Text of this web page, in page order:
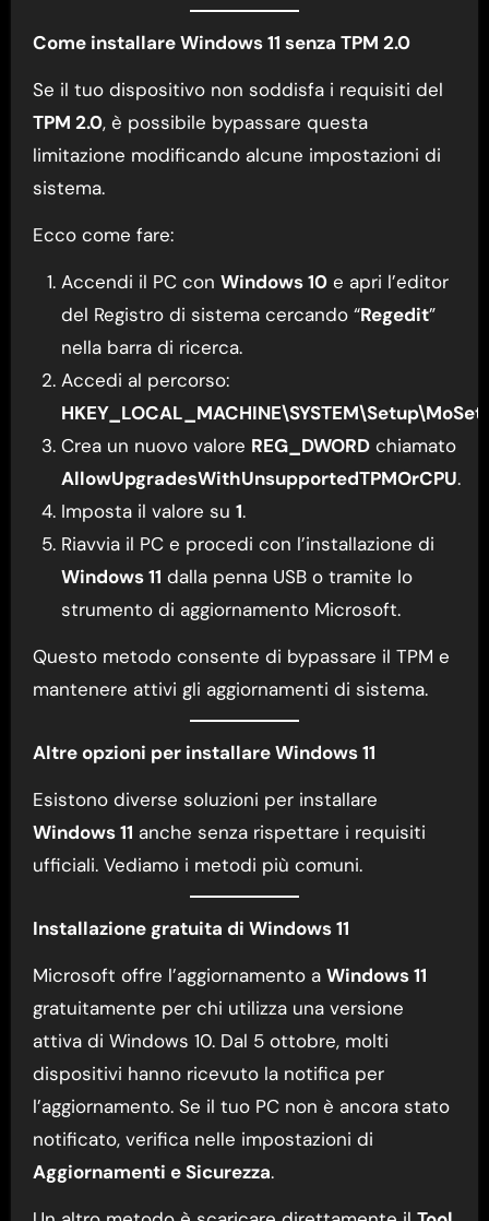
Come installare Windows 11 senza TPM 2.0
Se il tuo dispositivo non soddisfa i requisiti del
TPM 2.0, è possibile bypassare questa
limitazione modificando alcune impostazioni di
sistema.
Ecco come fare:
Accendi il PC con Windows 10e apri l’editor
del Registro di sistema cercando “Regedit”
nella barra di ricerca.
Accedi al percorso:
Crea un nuovo valore REG_DWORDchiamato
AllowUpgradesWithUnsupportedTPMOrCPU.
Imposta il valore su 1.
Riavvia il PC e procedi con l’installazione di
Windows 11 dalla penna USB o tramite lo
strumento di aggiornamento Microsoft.
Questo metodo consente di bypassare il TPM e
mantenere attivi gli aggiornamenti di sistema.
Altre opzioni per installare Windows 11
Esistono diverse soluzioni per installare
Windows 11 anche senza rispettare i requisiti
ufficiali. Vediamo i metodi più comuni.
Installazione gratuita di Windows 11
Microsoft offre l’aggiornamento a Windows 11
gratuitamente per chi utilizza una versione
attiva di Windows 10. Dal 5 ottobre, molti
dispositivi hanno ricevuto la notifica per
l’aggiornamento. Se il tuo PC non è ancora stato
notificato, verifica nelle impostazioni di
Aggiornamenti e Sicurezza.